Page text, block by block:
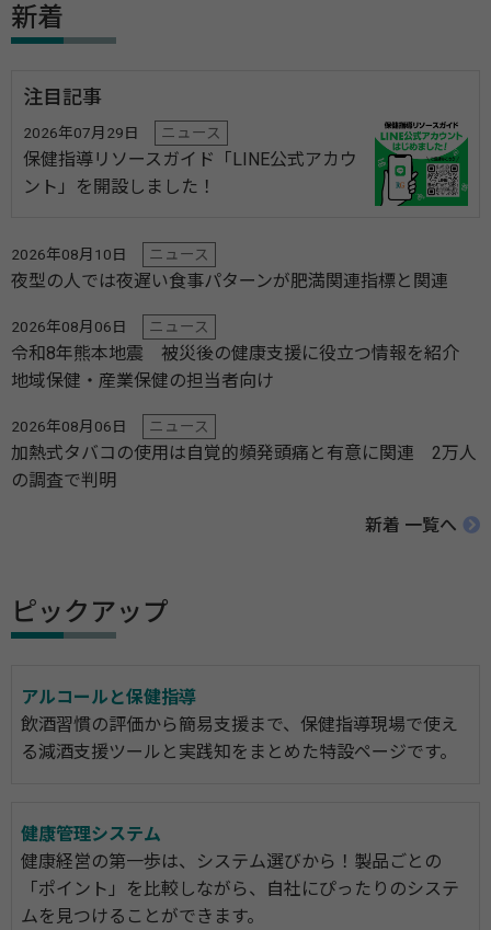
新着
注目記事
2026年07月29日 ニュース
保健指導リソースガイド「LINE公式アカウ
ント」を開設しました！
2026年08月10日 ニュース
夜型の人では夜遅い食事パターンが肥満関連指標と関連
2026年08月06日 ニュース
令和8年熊本地震 被災後の健康支援に役立つ情報を紹介
地域保健・産業保健の担当者向け
2026年08月06日 ニュース
加熱式タバコの使用は自覚的頻発頭痛と有意に関連 2万人
の調査で判明
新着 一覧へ
ピックアップ
アルコールと保健指導
飲酒習慣の評価から簡易支援まで、保健指導現場で使え
る減酒支援ツールと実践知をまとめた特設ページです。
健康管理システム
健康経営の第一歩は、システム選びから！製品ごとの
「ポイント」を比較しながら、自社にぴったりのシステ
ムを見つけることができます。